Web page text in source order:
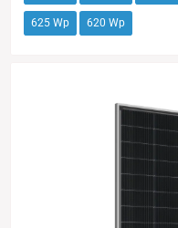
625 Wp 620 Wp